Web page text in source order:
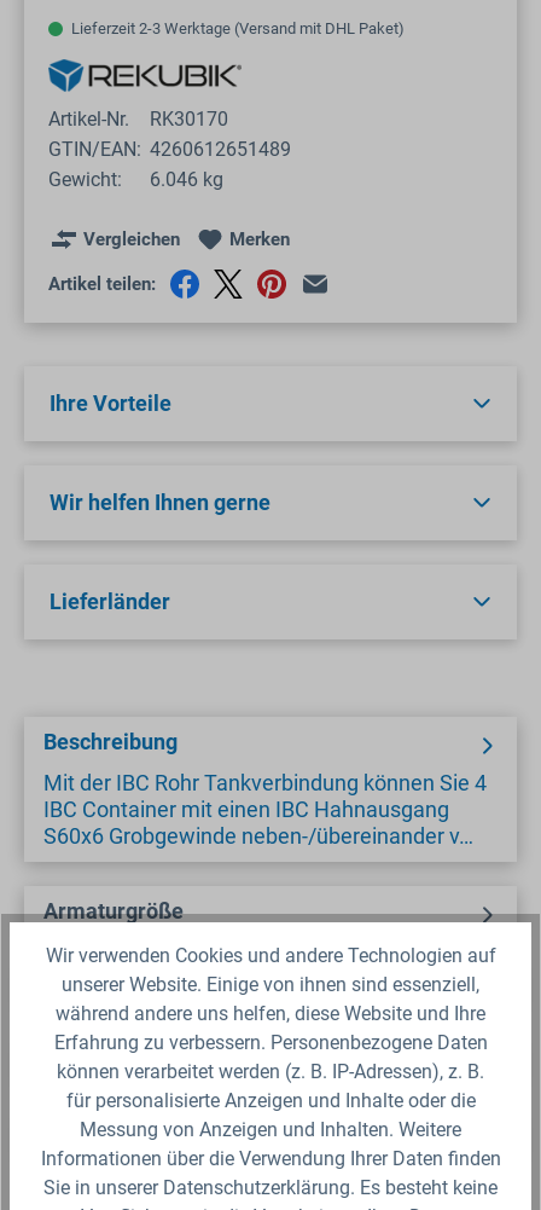
Lieferzeit 2-3 Werktage (Versand mit DHL Paket)
Artikel-Nr.
RK30170
GTIN/EAN: 4260612651489
Gewicht:
6.046 kg
Vergleichen Merken
Artikel teilen:
Ihre Vorteile
Wir helfen Ihnen gerne
Lieferländer
Beschreibung
Mit der IBC Rohr Tankverbindung können Sie 4
IBC Container mit einen IBC Hahnausgang
S60x6 Grobgewinde neben-/übereinander v…
Armaturgröße
Sicherheitsdatenblatt
Fragen zum Artikel?
Produktbewertungen
Wir verwenden Cookies und andere Technologien auf
unserer Website. Einige von ihnen sind essenziell,
während andere uns helfen, diese Website und Ihre
Erfahrung zu verbessern. Personenbezogene Daten
können verarbeitet werden (z. B. IP-Adressen), z. B.
für personalisierte Anzeigen und Inhalte oder die
Messung von Anzeigen und Inhalten. Weitere
Informationen über die Verwendung Ihrer Daten finden
Sie in unserer Datenschutzerklärung. Es besteht keine